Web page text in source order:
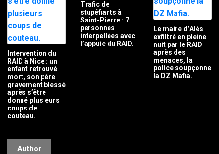
Intervention du
RAID à Nice : un
enfant retrouvé
mort, son père
gravement blessé
après s’être
donné plusieurs
coups de
couteau.
Trafic de
stupéfiants à
Saint-Pierre : 7
personnes
interpellées avec
l’appuie du RAID.
Le maire d’Alès
exfiltré en pleine
nuit par le RAID
après des
menaces, la
police soupçonne
la DZ Mafia.
Author